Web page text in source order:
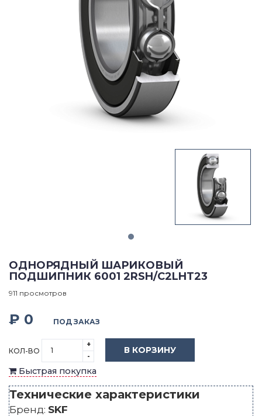
ОДНОРЯДНЫЙ ШАРИКОВЫЙ
ПОДШИПНИК 6001 2RSH/C2LHT23
911 просмотров
₽ 0 ПОД ЗАКАЗ
КОЛ-ВО
+
-
В КОРЗИНУ
Быстрая покупка
Технические характеристики
Бренд: SKF